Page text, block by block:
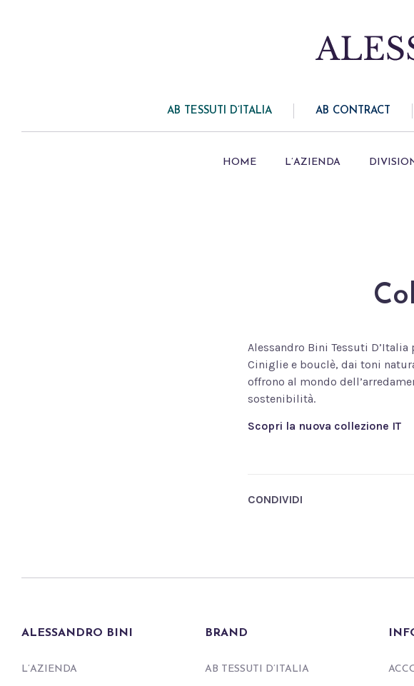
AB TESSUTI D’ITALIA AB CONTRACT
HOME L’AZIENDA
Alessandro Bini Tessuti
Ciniglie e bouclè, dai toni
offrono al mondo
sostenibilità.
Scopri la nuova collezione IT
CONDIVIDI
ALESSANDRO BINI
L’AZIENDA
BRAND
AB TESSUTI D’ITALIA